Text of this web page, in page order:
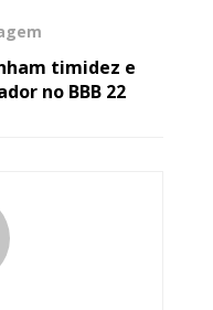
timidez e
no BBB 22